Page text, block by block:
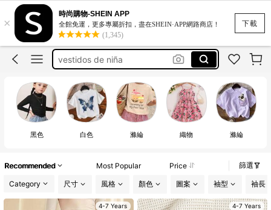
下載
×
時尚購物-SHEIN APP
全館免運，更多專屬折扣，盡在SHEIN·APP網路商店！
(1,345)
dress for kids girl
vestidos para niña
vestidos de niña
入学式 女の子
dress for kids girl
vestidos para niña
黑色 白色 滌綸 織物 滌綸
Recommended Most Popular Price 篩選
Category 尺寸 風格 顏色 圖案 袖型 袖長
4-7 Years 4-7 Years